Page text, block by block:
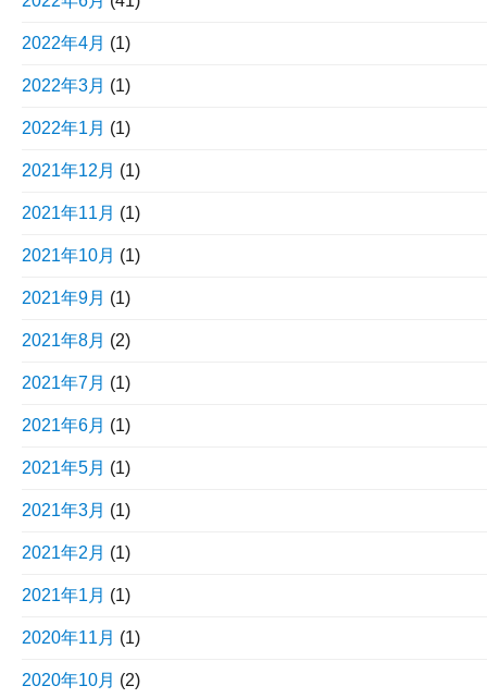
2022年4月 (1)
2022年3月 (1)
2022年1月 (1)
2021年12月 (1)
2021年11月 (1)
2021年10月 (1)
2021年9月 (1)
2021年8月 (2)
2021年7月 (1)
2021年6月 (1)
2021年5月 (1)
2021年3月 (1)
2021年2月 (1)
2021年1月 (1)
2020年11月 (1)
2020年10月 (2)